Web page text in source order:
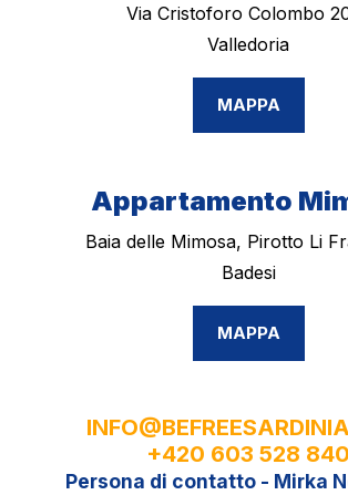
Via Cristoforo Colombo
Valledoria
MAPPA
Appartamento
Baia delle Mimosa, Pirotto Li
Badesi
MAPPA
+420 603 528 840
Persona di contatto - Mirka